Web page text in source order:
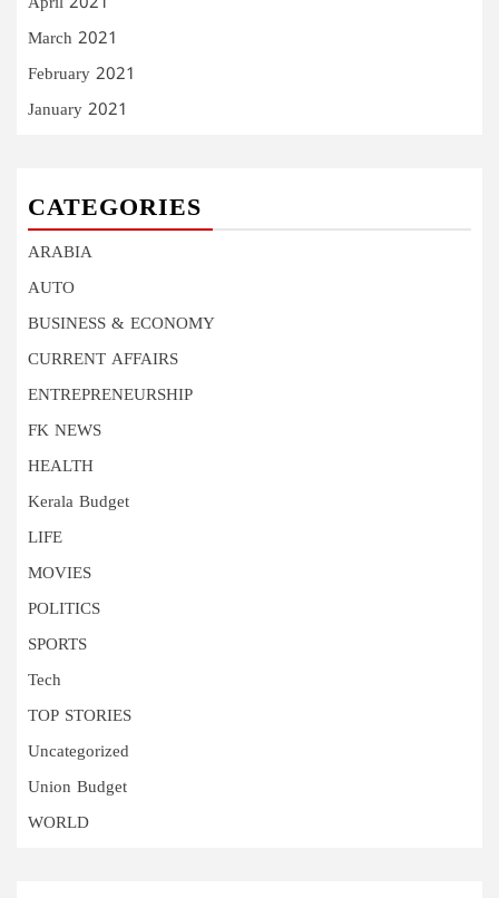
March 2021
February 2021
January 2021
CATEGORIES
ARABIA
AUTO
BUSINESS & ECONOMY
CURRENT AFFAIRS
ENTREPRENEURSHIP
FK NEWS
HEALTH
Kerala Budget
LIFE
MOVIES
POLITICS
SPORTS
Tech
TOP STORIES
Uncategorized
Union Budget
WORLD